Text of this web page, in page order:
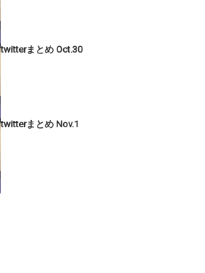
twitterまとめ Oct.30
twitterまとめ Nov.1